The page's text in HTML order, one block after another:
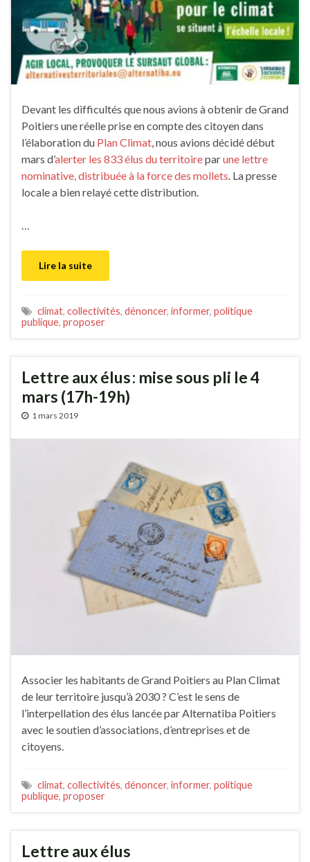
Devant les difficultés que nous avions à obtenir de Grand
Poitiers une réelle prise en compte des citoyen dans
l’élaboration du Plan Climat, nous avions décidé début
mars d’alerter les 833 élus du territoireparune lettre
nominative, distribuée à la force des mollets. La presse
locale a bien relayé cette distribution.
…
Lire la suite
climat, collectivités, dénoncer, informer, politique
publique, proposer
Lettre aux élus : mise sous pli le 4
mars (17h-19h)
1 mars 2019
Associer les habitants de Grand Poitiers au Plan Climat
de leur territoire jusqu’à 2030 ? C’est le sens de
l’interpellation des élus lancée par Alternatiba Poitiers
avec le soutien d’associations, d’entreprises et de
citoyens.
climat, collectivités, dénoncer, informer, politique
publique, proposer
Lettre aux élus